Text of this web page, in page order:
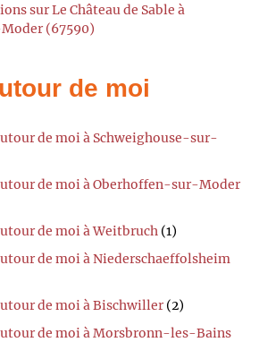
sur Le Château de Sable à
(67590)
de moi
de moi à Schweighouse-sur-
de moi à Oberhoffen-sur-Moder
de moi à Weitbruch (1)
de moi à Niederschaeffolsheim
de moi à Bischwiller (2)
de moi à Morsbronn-les-Bains